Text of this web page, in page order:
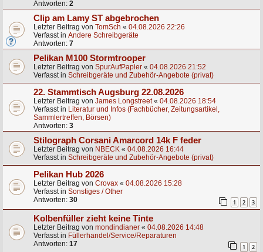
Antworten: 2
Clip am Lamy ST abgebrochen
Letzter Beitrag von TomSch « 04.08.2026 22:26
Verfasst in Andere Schreibgeräte
Antworten: 7
Pelikan M100 Stormtrooper
Letzter Beitrag von SpurAufPapier « 04.08.2026 21:52
Verfasst in Schreibgeräte und Zubehör-Angebote (privat)
22. Stammtisch Augsburg 22.08.2026
Letzter Beitrag von James Longstreet« 04.08.2026 18:54
Verfasst in Literatur und Infos (Fachbücher, Zeitungsartikel,
Sammlertreffen, Börsen)
Antworten: 3
Stilograph Corsani Amarcord 14k F feder
Letzter Beitrag von NBECK « 04.08.2026 16:44
Verfasst in Schreibgeräte und Zubehör-Angebote (privat)
Pelikan Hub 2026
Letzter Beitrag von Crovax « 04.08.2026 15:28
Verfasst in Sonstiges / Other
Antworten: 30 1 2 3
Kolbenfüller zieht keine Tinte
Letzter Beitrag von mondindianer « 04.08.2026 14:48
Verfasst in Füllerhandel/Service/Reparaturen
Antworten: 17 1 2